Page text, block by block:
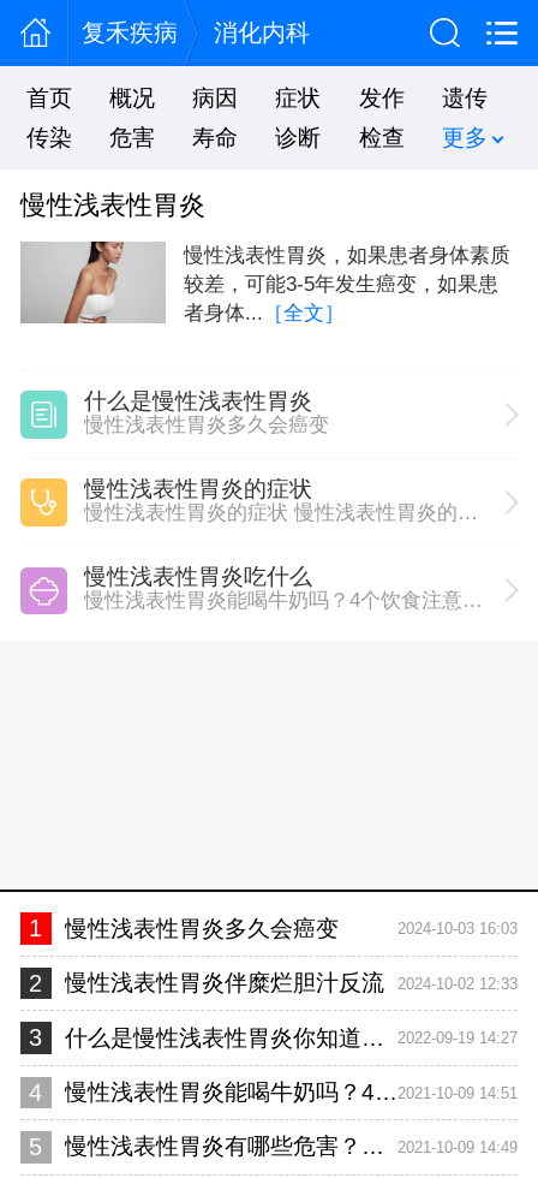
复禾疾病 消化内科
首页 概况 病因 症状 发作
遗传
传染
危害 寿命 诊断 检查 更多
慢性浅表性胃炎
慢性浅表性胃炎，如果患者身体素质
较差，可能3-5年发生癌变，如果患
者身体... ［全文］
什么是慢性浅表性胃炎
慢性浅表性胃炎多久会癌变
慢性浅表性胃炎的症状
慢性浅表性胃炎的症状 慢性浅表性胃炎的4个症状
慢性浅表性胃炎吃什么
慢性浅表性胃炎能喝牛奶吗？4个饮食注意事项要知道
1 慢性浅表性胃炎多久会癌变 2024-10-03 16:03
2 慢性浅表性胃炎伴糜烂胆汁反流 2024-10-02 12:33
3 什么是慢性浅表性胃炎你知道吗？慢性浅表性胃炎伴糜烂该怎么办？ 2022-09-19 14:27
4 慢性浅表性胃炎能喝牛奶吗？4个饮食注意事项要知道2021-10-09 14:51
5 慢性浅表性胃炎有哪些危害？慢性浅表性胃炎要注意什么 2021-10-09 14:49